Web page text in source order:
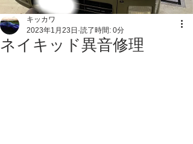
ネイキッド異音修理
キッカワ
2023年1月23日 読了時間: 0分